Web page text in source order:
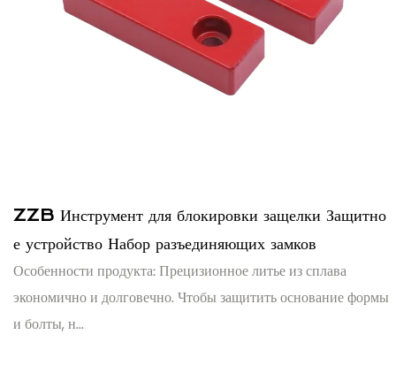
ZZB Инструмент для блокировки защелки Защитно
е устройство Набор разъединяющих замков
Особенности продукта: Прецизионное литье из сплава
экономично и долговечно. Чтобы защитить основание формы
и болты, н...